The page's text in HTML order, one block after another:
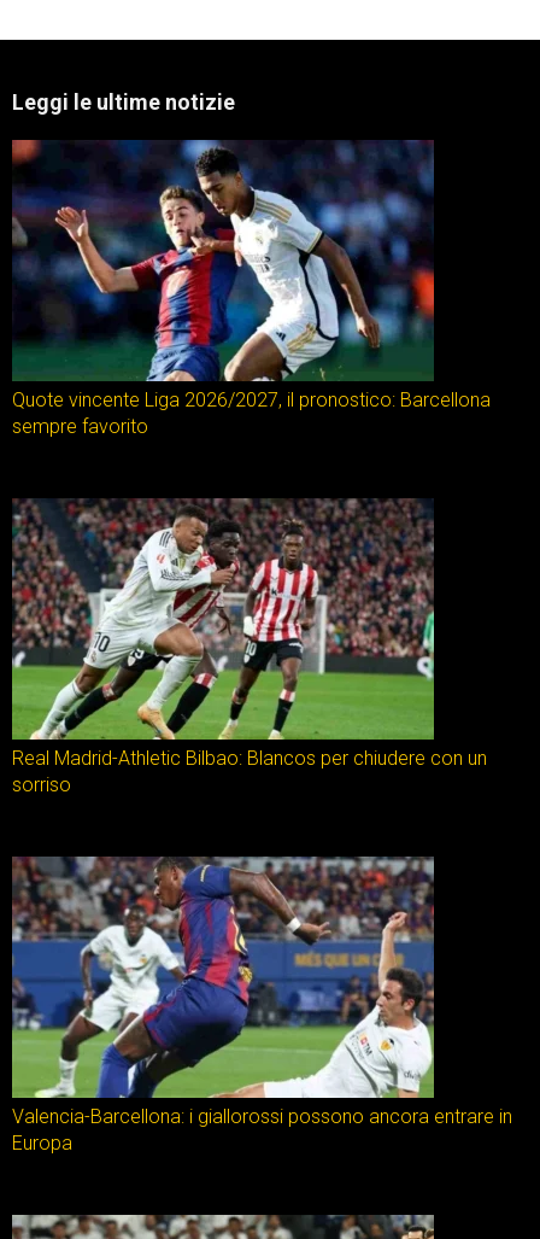
Leggi le ultime notizie
Quote vincente Liga 2026/2027, il pronostico: Barcellona
sempre favorito
Real Madrid-Athletic Bilbao: Blancos per chiudere con un
sorriso
Valencia-Barcellona: i giallorossi possono ancora entrare in
Europa